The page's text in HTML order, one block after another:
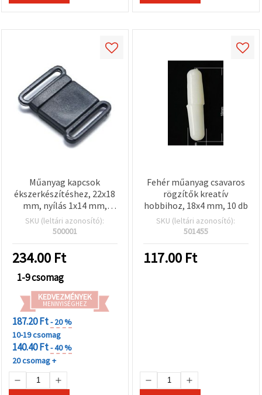
Műanyag kapcsok
ékszerkészítéshez, 22x18
mm, nyílás 1x14 mm,
fekete – 10 db
SKU (leltári azonosító):
500001
234.00 Ft
1-9 csomag
KEDVEZMÉNYEK
MENNYISÉGHEZ
187.20 Ft- 20 %
10-19 csomag
140.40 Ft- 40 %
20 csomag +
Fehér műanyag csavaros
rögzítők kreatív
hobbihoz, 18x4 mm, 10 db
SKU (leltári azonosító):
501455
117.00 Ft